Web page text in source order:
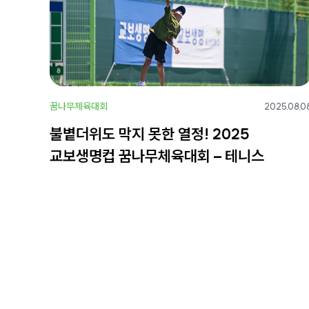
꿈나무체육대회
불볕더위도 막지 못한 열정! 2025
교보생명컵 꿈나무체육대회 – 테니스